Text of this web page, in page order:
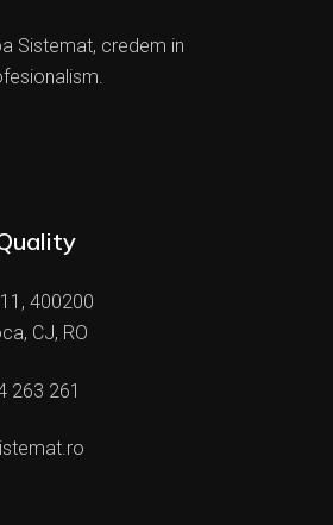
Sistemat, credem in
400200
CJ, RO
263 261